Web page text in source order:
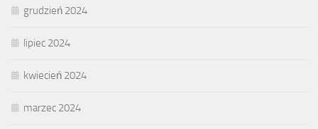
grudzień 2024
lipiec 2024
kwiecień 2024
marzec 2024